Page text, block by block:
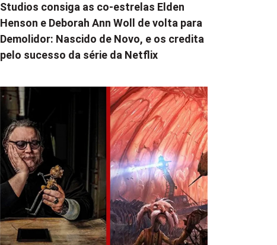
Studios consiga as co-estrelas Elden
Henson e Deborah Ann Woll de volta para
Demolidor: Nascido de Novo, e os credita
pelo sucesso da série da Netflix